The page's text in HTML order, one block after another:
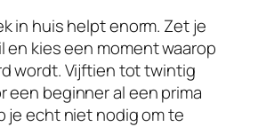
in huis helpt enorm. Zet je
kies een moment waarop
wordt. Vijftien tot twintig
een beginner al een prima
je echt niet nodig om te